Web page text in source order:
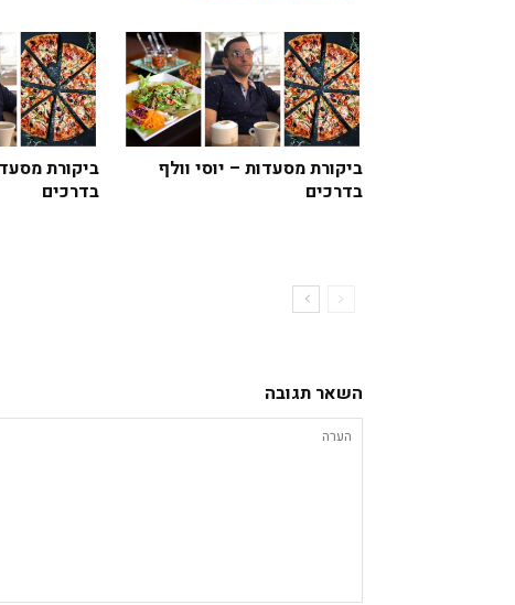
ביקורת
בדרכים
ביקורת מסעדות – יוסי וולף
בדרכים
השאר תגובה